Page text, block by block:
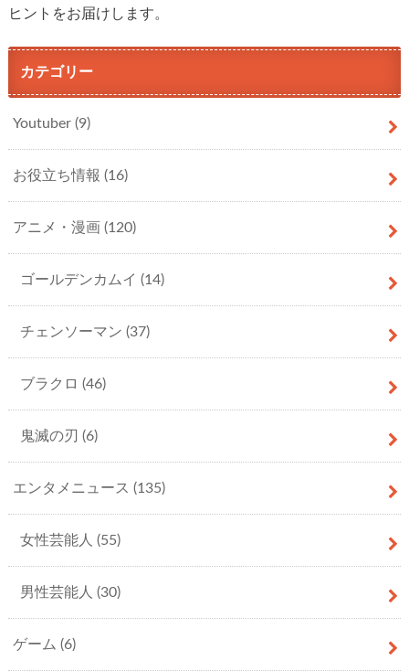
ヒントをお届けします。
カテゴリー
Youtuber (9)
お役立ち情報 (16)
アニメ・漫画 (120)
ゴールデンカムイ (14)
チェンソーマン (37)
ブラクロ (46)
鬼滅の刃 (6)
エンタメニュース (135)
女性芸能人 (55)
男性芸能人 (30)
ゲーム (6)